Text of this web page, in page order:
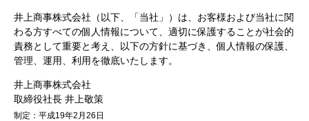
井上商事株式会社（以下、「当社」）は、お客様および当社に関
わる方すべての個人情報について、適切に保護することが社会的
責務として重要と考え、以下の方針に基づき、個人情報の保護、
管理、運用、利用を徹底いたします。
井上商事株式会社
取締役社長 井上敬策
制定：平成19年2月26日